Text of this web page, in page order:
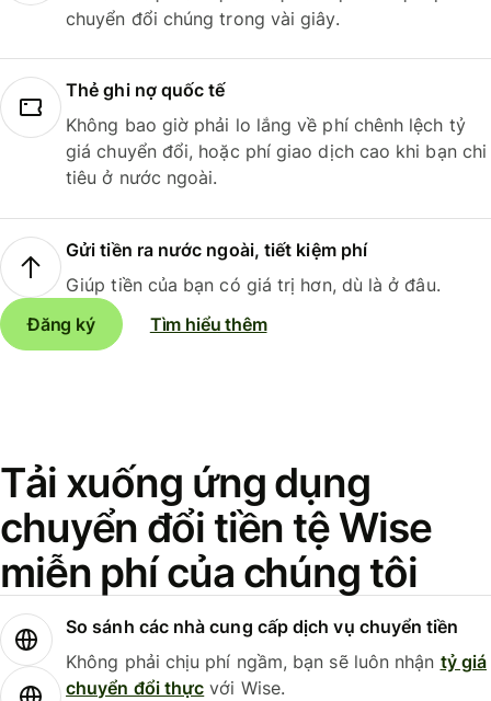
chuyển đổi chúng trong vài giây.
Thẻ ghi nợ quốc tế
Không bao giờ phải lo lắng về phí chênh lệch tỷ
giá chuyển đổi, hoặc phí giao dịch cao khi bạn chi
tiêu ở nước ngoài.
Gửi tiền ra nước ngoài, tiết kiệm phí
Giúp tiền của bạn có giá trị hơn, dù là ở đâu.
Đăng ký
Tìm hiểu thêm
Tải xuống ứng dụng
chuyển đổi tiền tệ Wise
miễn phí của chúng tôi
So sánh các nhà cung cấp dịch vụ chuyển tiền
Không phải chịu phí ngầm, bạn sẽ luôn nhận tỷ giá
chuyển đổi thực với Wise.